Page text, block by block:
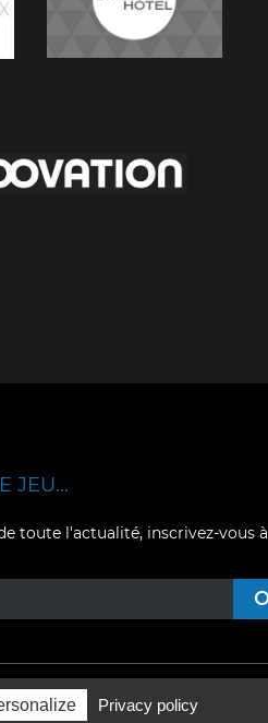
JEU...
toute l'actualité, inscrivez-vous à
Privacy policy